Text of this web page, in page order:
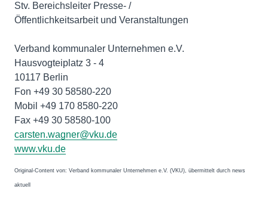
Stv. Bereichsleiter Presse- /
Öffentlichkeitsarbeit und Veranstaltungen
Verband kommunaler Unternehmen e.V.
Hausvogteiplatz 3 - 4
10117 Berlin
Fon +49 30 58580-220
Mobil +49 170 8580-220
Fax +49 30 58580-100
carsten.wagner@vku.de
www.vku.de
Original-Content von: Verband kommunaler Unternehmen e.V. (VKU), übermittelt durch news
aktuell